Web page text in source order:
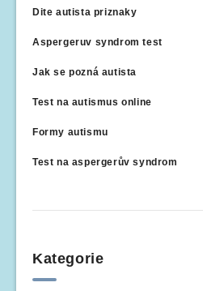
Dite autista priznaky
Aspergeruv syndrom test
Jak se pozná autista
Test na autismus online
Formy autismu
Test na aspergerův syndrom
Kategorie